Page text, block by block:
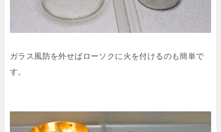
ガラス風防を外せばローソクに火を付けるのも簡単で
す。